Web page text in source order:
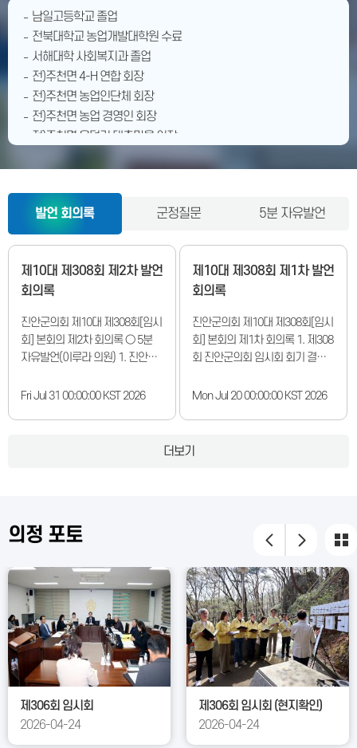
남일고등학교 졸업
전북대학교 농업개발대학원 수료
서해대학 사회복지과 졸업
전)주천면 4-H 연합 회장
전)주천면 농업인단체 회장
전)주천면 농업 경영인 회장
전)주천면 용덕리 대촌마을 이장
전)주천중학교 운영위원장
전)주천면 체육회 부회장
전)주천면 농민회장
전)주천면 농단협 회장
전)진안 농협이사
전)진안군 농업인단체협의회장
전) 제9대 진안군의회 의원 (제9대 전반기 진안군의회 산업건설위
원장)
현) 제10대 진안군의회 의원 (제10대 진안군의회 전반기 의장)
발언 회의록
제10대 제308회 제2차 발언
회의록
진안군의회 제10대 제308회[임시
회] 본회의 제2차 회의록 ○ 5분
자유발언(이루라 의원) 1. 진안군
안 2. 법령 불부합 등 자치법규 정
조례안 7. 진안군 선택예방접종 지
인력양성 스마트팜 사용허가 동의
안 9. 진안군 우수한약재 유통지원
시설 사용허가 동의안 10. 진안군
특용작물산업화지원센터 운영 및
관리 조례안 11. 진안군 의용소방
대 지원 조례 일부개정조례안 12.
진안군 농업작업 안전재해 예방
및 지원에 관한 조례안 13. 2026
년도 제2회 추가경정예산안 및 기
금운용계획 변경안
Fri Jul 31 00:00:00 KST 2026
제10대 제308회 제1차 발언
회의록
진안군의회 제10대 제308회[임시
회] 본회의 제1차 회의록 1. 제308
회 진안군의회 임시회 회기 결정
건 3. 군수 및 관계공무원 출석 요
위원 선임의 건 6. 2026년도 군정
Mon Jul 20 00:00:00 KST 2026
더보기
군정질문 5분 자유발언
의정 포토
제306회 임시회
2026-04-24
제306회 임시회 (현지확인)
2026-04-24